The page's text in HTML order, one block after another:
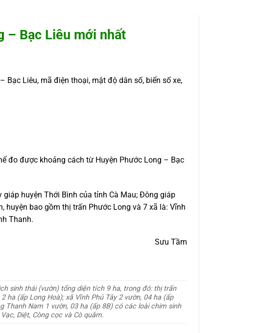
– Bạc Liêu mới nhất
Bạc Liêu, mã điện thoại, mật độ dân số, biển số xe,
đo được khoảng cách từ Huyện Phước Long – Bạc
giáp huyện Thới Bình của tỉnh Cà Mau; Đông giáp
huyện bao gồm thị trấn Phước Long và 7 xã là: Vĩnh
Thanh.
Sưu Tầm
sinh thái (vườn) tổng diện tích 9 ha, trong đó: thị trấn
ha (ấp Long Hoà); xã Vĩnh Phú Tây 2 vườn, 04 ha (ấp
Thanh Nam 1 vườn, 03 ha (ấp 8B) có các loài chim sinh
Diệt, Còng cọc và Cò quắm.